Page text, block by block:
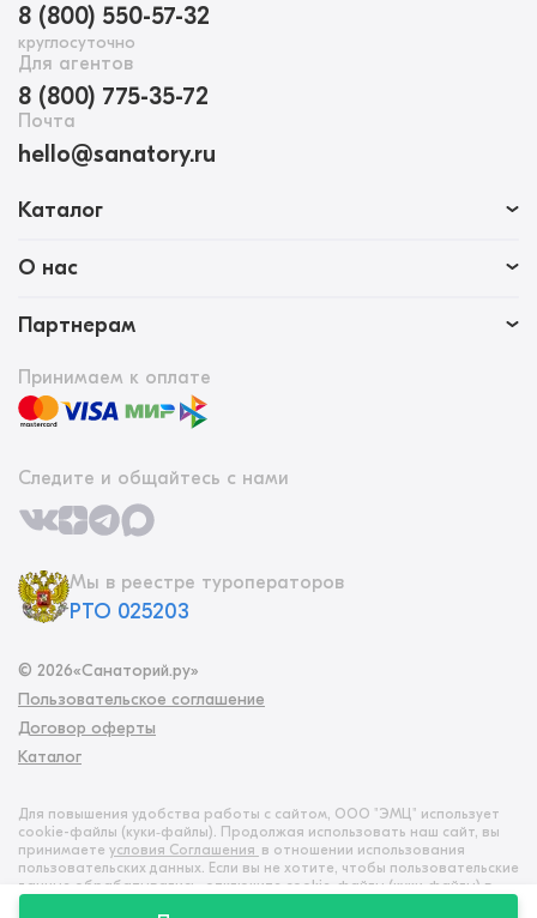
8 (800) 550-57-32
круглосуточно
Для агентов
8 (800) 775-35-72
Почта
hello@sanatory.ru
Каталог
О нас
Партнерам
Принимаем к оплате
Следите и общайтесь с нами
Мы в реестре туроператоров
РТО 025203
© 2026«Санаторий.ру»
Пользовательское соглашение
Договор оферты
Каталог
Для повышения удобства работы с сайтом, ООО "ЭМЦ" использует
cookie-файлы (куки‑файлы). Продолжая использовать наш сайт, вы
принимаете условия Соглашения в отношении использования
пользовательских данных. Если вы не хотите, чтобы пользовательские
данные обрабатывались, отключите cookie-файлы (куки‑файлы) в